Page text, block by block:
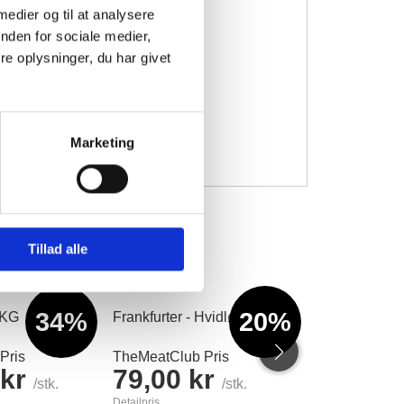
og til at analysere
for sociale medier,
oplysninger, du har givet
Marketing
Tillad alle
34%
/stk.
20%
Frankfurter - Hvidløg 1 kg.
TheMeatClub Pris
79,00 kr /stk.